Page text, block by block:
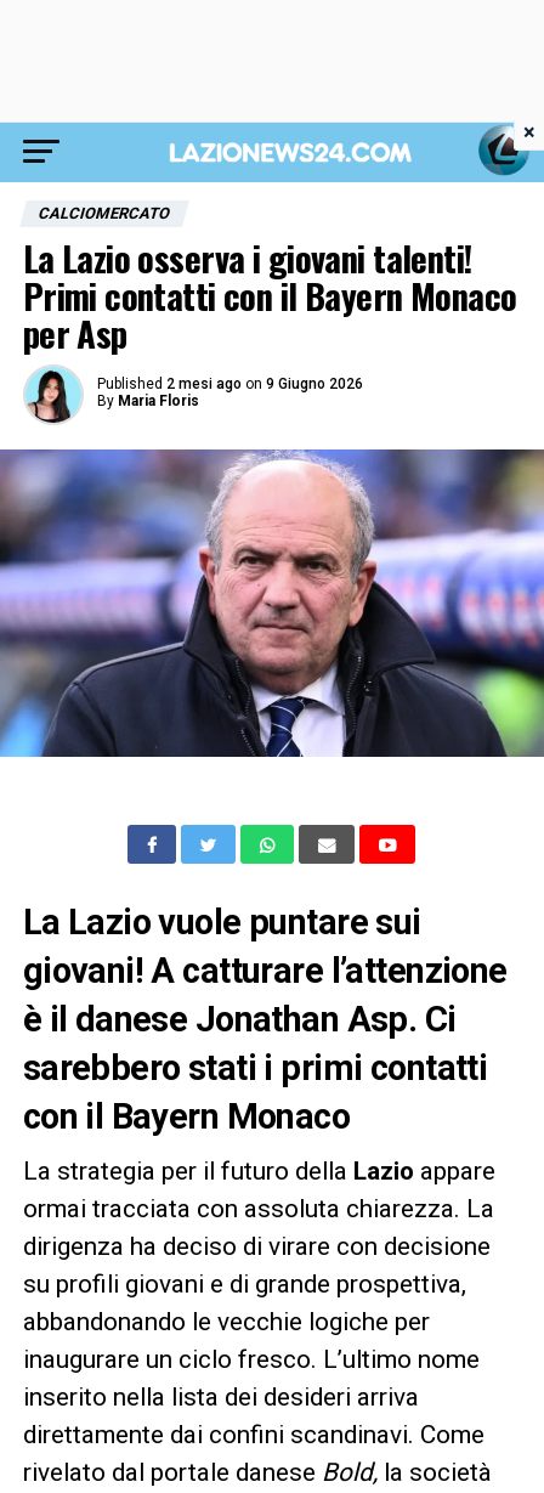
CALCIOMERCATO
La Lazio osserva i giovani talenti!
Primi contatti con il Bayern Monaco
per Asp
Published 2 mesi ago on 9 Giugno 2026
By Maria Floris
La Lazio vuole puntare sui
giovani! A catturare l’attenzione
è il danese Jonathan Asp. Ci
sarebbero stati i primi contatti
con il Bayern Monaco
La strategia per il futuro della Lazio appare
ormai tracciata con assoluta chiarezza. La
dirigenza ha deciso di virare con decisione
su profili giovani e di grande prospettiva,
abbandonando le vecchie logiche per
inaugurare un ciclo fresco. L’ultimo nome
inserito nella lista dei desideri arriva
direttamente dai confini scandinavi. Come
rivelato dal portale danese Bold,la società
×